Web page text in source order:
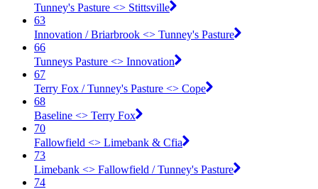
Tunney's Pasture <​> Stittsville
63
Innovation / Briarbrook <​> Tunney's Pasture
66
Tunneys Pasture <​> Innovation
67
Terry Fox / Tunney's Pasture <​> Cope
68
Baseline <​> Terry Fox
70
Fallowfield <​> Limebank & Cfia
73
Limebank <​> Fallowfield / Tunney's Pasture
74